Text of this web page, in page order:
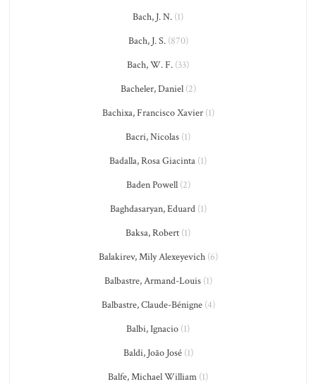
Bach, J. N. (1)
Bach, J. S.(870)
Bach, W. F. (33)
Bacheler, Daniel(2)
Bachixa, Francisco Xavier(1)
Bacri, Nicolas (1)
Badalla, Rosa Giacinta (1)
Baden Powell(2)
Baghdasaryan, Eduard(1)
Baksa, Robert (1)
Balakirev, Mily Alexeyevich(6)
Balbastre, Armand-Louis(1)
Balbastre, Claude-Bénigne(4)
Balbi, Ignacio (1)
Baldi, João José(1)
Balfe, Michael William (1)